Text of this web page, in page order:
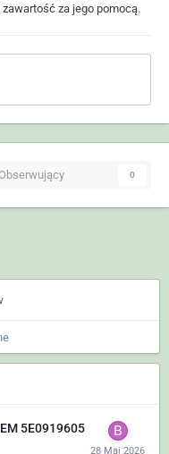
zawartość za jego pomocą.
0
5E0919605